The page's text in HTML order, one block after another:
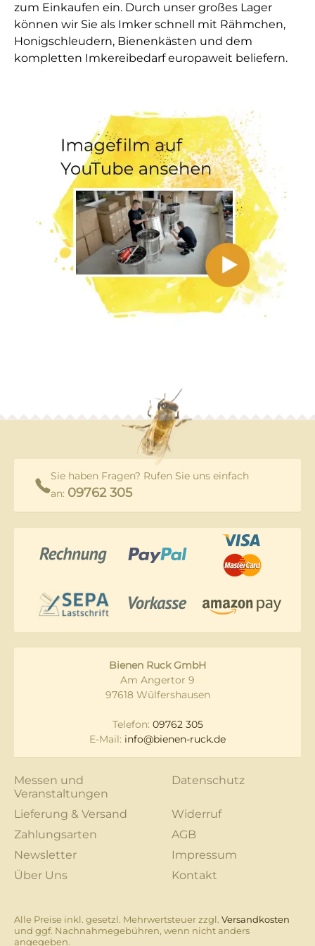
zum Einkaufen ein. Durch unser großes Lager
können wir Sie als Imker schnell mit Rähmchen,
Honigschleudern, Bienenkästen und dem
kompletten Imkereibedarf europaweit beliefern.
Sie haben Fragen? Rufen Sie uns einfach
an: 09762 305
Bienen Ruck GmbH
Am Angertor 9
97618 Wülfershausen
Telefon: 09762 305
E-Mail: info@bienen-ruck.de
Messen und
Veranstaltungen
Datenschutz
Lieferung & Versand
Widerruf
Zahlungsarten
AGB
Newsletter
Impressum
Über Uns
Kontakt
Alle Preise inkl. gesetzl. Mehrwertsteuer zzgl. Versandkosten
und ggf. Nachnahmegebühren, wenn nicht anders
angegeben.